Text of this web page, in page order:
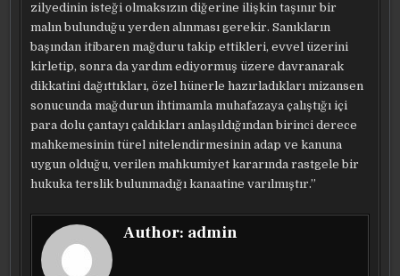
zilyedinin isteği olmaksızın diğerine ilişkin taşınır bir
malın bulunduğu yerden alınması gerekir. Sanıkların
başından itibaren mağduru takip ettikleri, evvel üzerini
kirletip, sonra da yardım ediyormuş üzere davranarak
dikkatini dağıttıkları, özel hünerle hazırladıkları mizansen
sonucunda mağdurun ihtimamla muhafazaya çalıştığı içi
para dolu çantayı çaldıkları anlaşıldığından birinci derece
mahkemesinin türel nitelendirmesinin adap ve kanuna
uygun olduğu, verilen mahkumiyet kararında rastgele bir
hukuka terslik bulunmadığı kanaatine varılmıştır.”
Author: admin